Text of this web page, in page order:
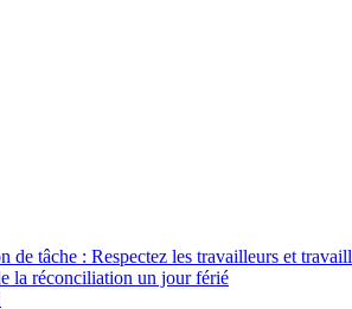
tâche : Respectez les travailleurs et
la réconciliation un jour férié